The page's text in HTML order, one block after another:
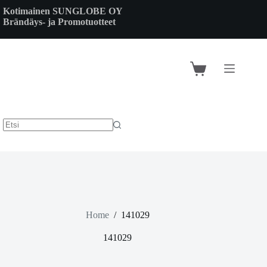
to
content
Kotimainen SUNGLOBE OY
Brändäys- ja Promotuotteet
Shopping
Home / 141029
141029